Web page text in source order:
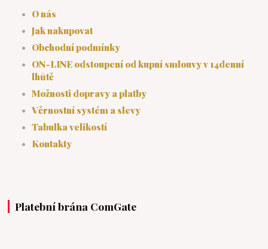
O nás
Jak nakupovat
Obchodní podmínky
ON-LINE odstoupení od kupní smlouvy v 14denní
lhůtě
Možnosti dopravy a platby
Věrnostní systém a slevy
Tabulka velikostí
Kontakty
Platební brána ComGate